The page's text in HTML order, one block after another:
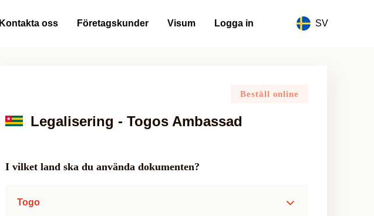
Kontakta oss Företagskunder Visum Logga in SV
Beställ online
Legalisering - Togos Ambassad
I vilket land ska du använda dokumenten?
Togo